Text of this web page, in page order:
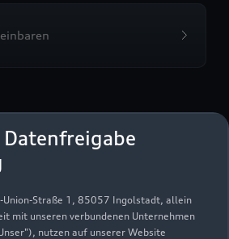
Datenfreigabe
Union-Straße 1, 85057 Ingolstadt, allein
mit unseren verbundenen Unternehmen
nutzen auf unserer Website
Automobile